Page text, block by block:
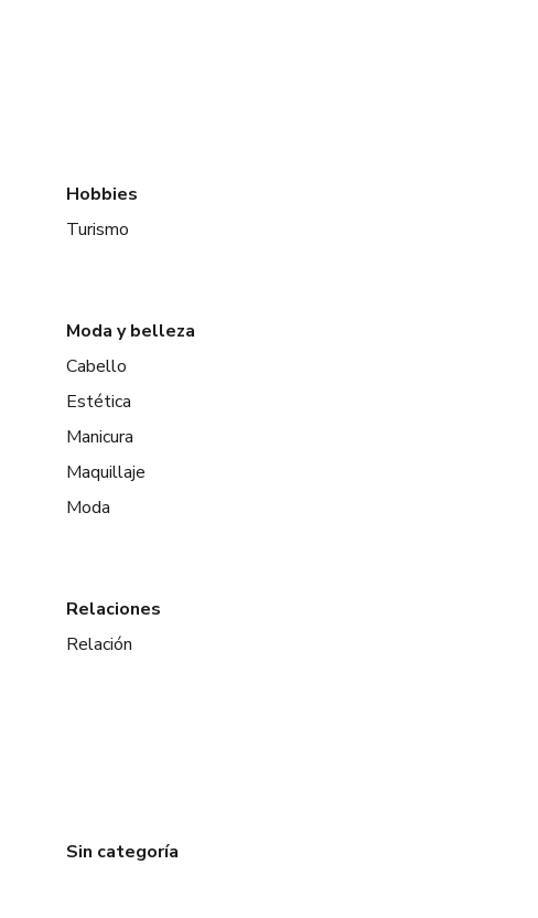
Hobbies
Turismo
Moda y belleza
Cabello
Estética
Manicura
Maquillaje
Moda
Relaciones
Relación
Sin categoría